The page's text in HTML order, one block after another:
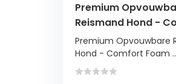
Premium
Reismand Hond -
Foam - Auto
90x55
Premium Opvouwbare
Hond - Comfort Foam